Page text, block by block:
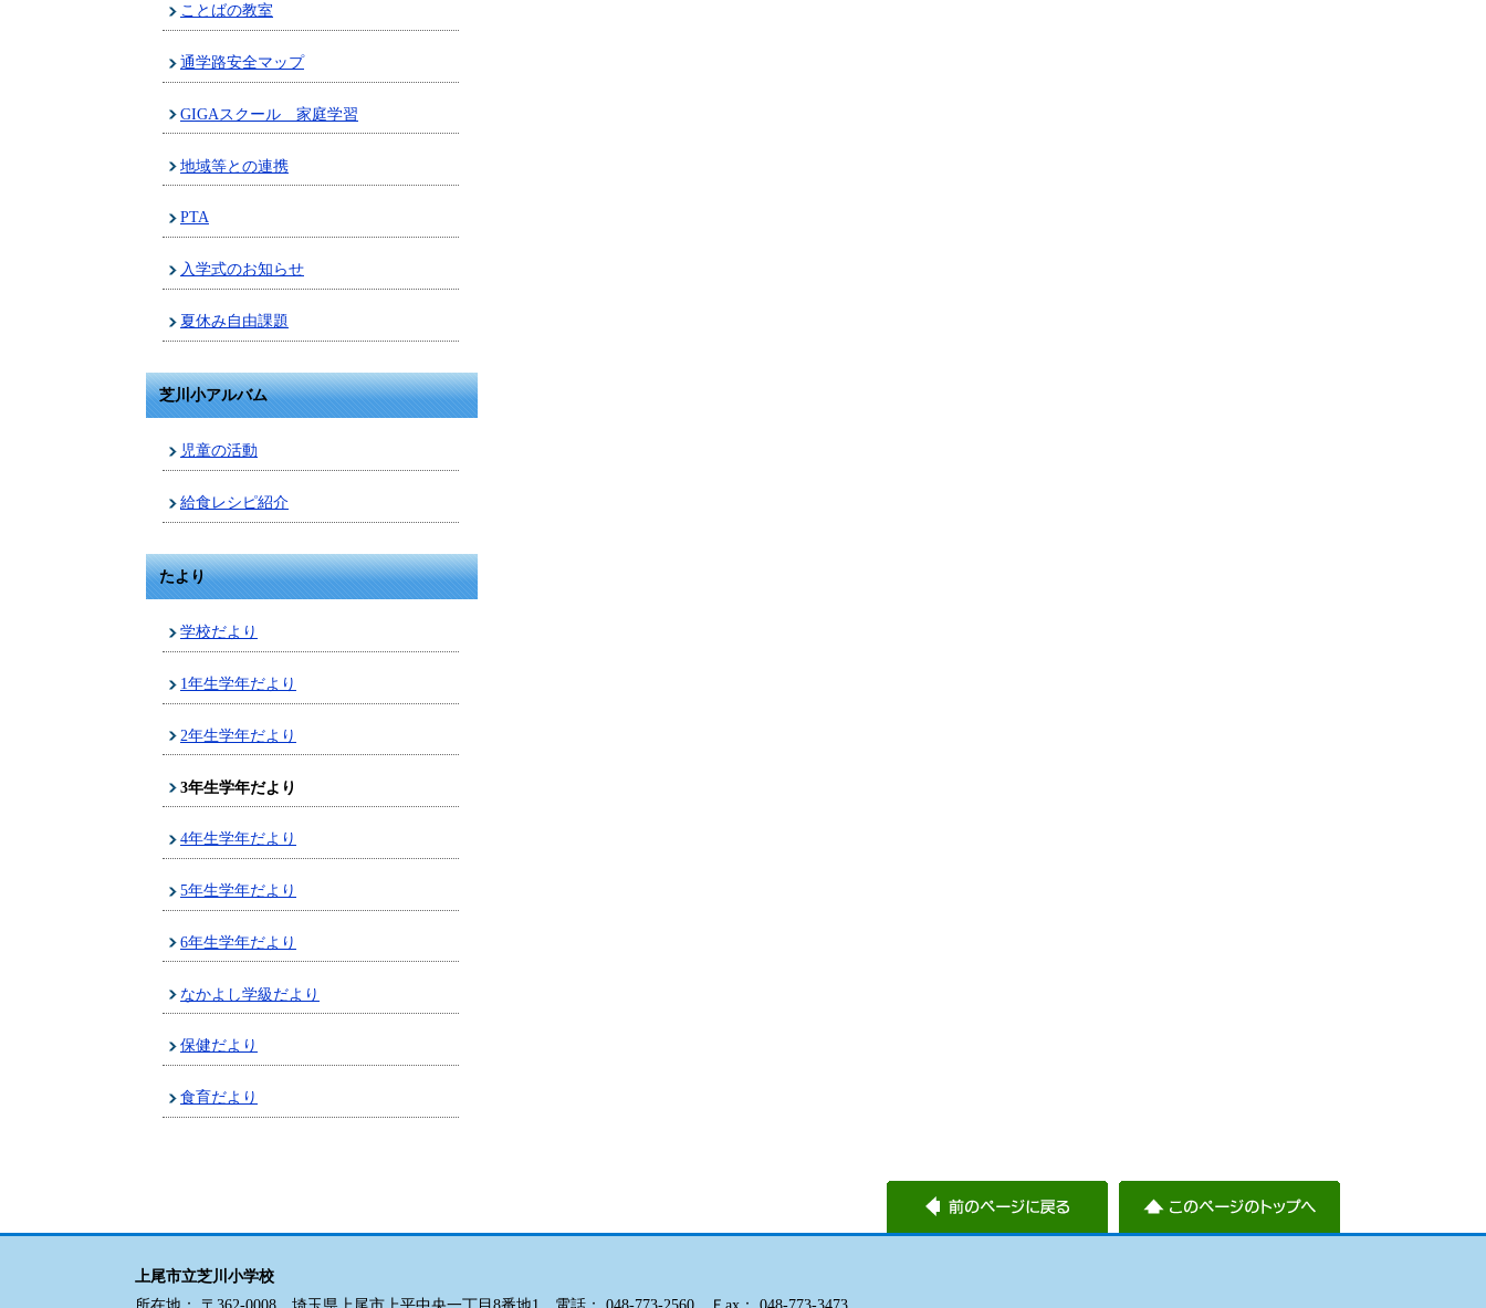
ことばの教室
通学路安全マップ
GIGAスクール 家庭学習
地域等との連携
PTA
入学式のお知らせ
夏休み自由課題
芝川小アルバム
児童の活動
給食レシピ紹介
たより
学校だより
1年生学年だより
2年生学年だより
3年生学年だより
4年生学年だより
5年生学年だより
6年生学年だより
なかよし学級だより
保健だより
食育だより
上尾市立芝川小学校